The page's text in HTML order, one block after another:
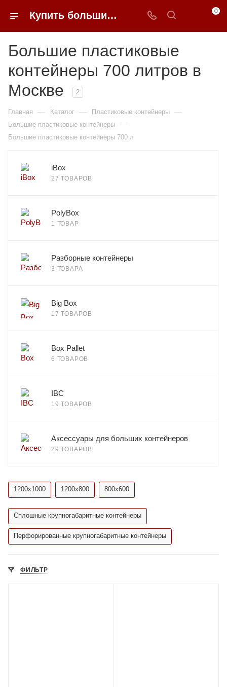
Купить большие пластиковые контейнеры 700 литров в Москве недорого | 0FFER 0
Большие пластиковые
контейнеры 700 литров в
Москве
2
Главная — Каталог — Пластиковые контейнеры —
Большие пластиковые контейнеры —
Большие пластиковые контейнеры 700 л
iBox
27 ТОВАРОВ
PolyBox
1 ТОВАР
Разборные контейнеры
3 ТОВАРА
Big Box
17 ТОВАРОВ
Box Pallet
6 ТОВАРОВ
IBC
19 ТОВАРОВ
Аксессуары для больших контейнеров
29 ТОВАРОВ
1200х1000 1200х800 800х600
Сплошные крупногабаритные контейнеры
Перфорированные крупногабаритные контейнеры
ФИЛЬТР